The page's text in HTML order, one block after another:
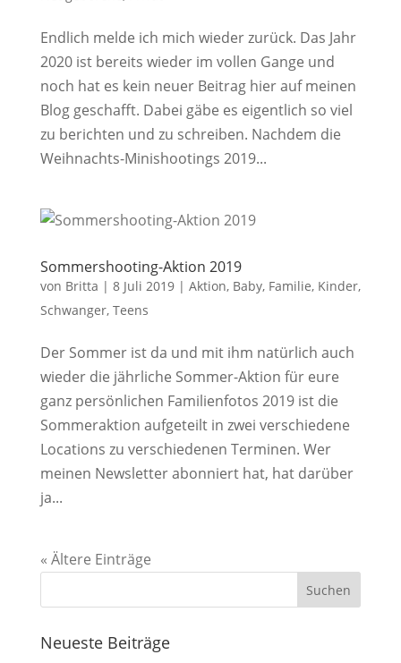
Endlich melde ich mich wieder zurück. Das Jahr
2020 ist bereits wieder im vollen Gange und
noch hat es kein neuer Beitrag hier auf meinen
Blog geschafft. Dabei gäbe es eigentlich so viel
zu berichten und zu schreiben. Nachdem die
Weihnachts-Minishootings 2019...
Sommershooting-Aktion 2019
von Britta | 8 Juli 2019| Aktion, Baby, Familie, Kinder,
Schwanger, Teens
Der Sommer ist da und mit ihm natürlich auch
wieder die jährliche Sommer-Aktion für eure
ganz persönlichen Familienfotos 2019 ist die
Sommeraktion aufgeteilt in zwei verschiedene
Locations zu verschiedenen Terminen. Wer
meinen Newsletter abonniert hat, hat darüber
ja...
« Ältere Einträge
Neueste Beiträge